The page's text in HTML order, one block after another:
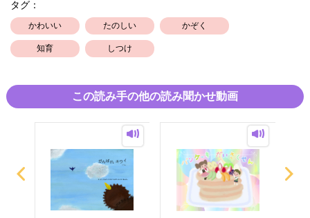
タグ：
かわいい たのしい かぞく
知育 しつけ
この読み手の他の読み聞かせ動画